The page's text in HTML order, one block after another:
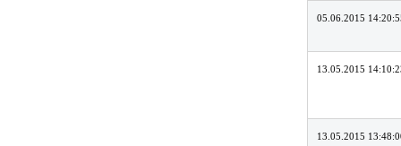
05.06.2015
13.05.2015
13.05.2015